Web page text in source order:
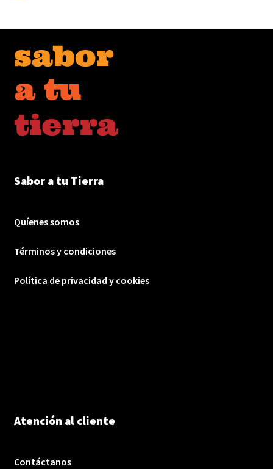
Sabor a tu Tierra
Quíenes somos
Términos y condiciones
Política de privacidad y cookies
Atención al cliente
Contáctanos